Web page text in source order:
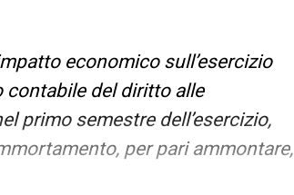
economico sull’esercizio
contabile del diritto alle
primo semestre dell’esercizio,
per pari ammontare,